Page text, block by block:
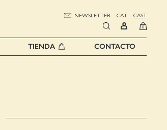
NEWSLETTER CAT CAST
0
TIENDA CONTACTO